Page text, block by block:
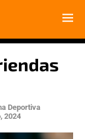
Deportiva
2024